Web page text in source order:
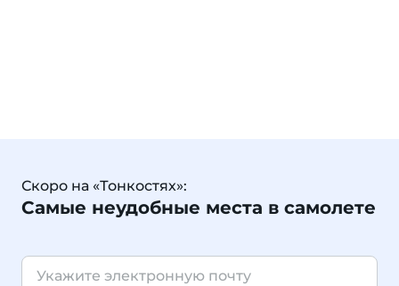
Скоро на «Тонкостях»:
Самые неудобные места в самолете